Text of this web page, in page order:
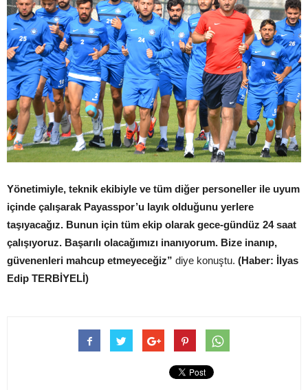
Yönetimiyle, teknik ekibiyle ve tüm diğer personeller ile uyum
içinde çalışarak Payasspor’u layık olduğunu yerlere
taşıyacağız. Bunun için tüm ekip olarak gece-gündüz 24 saat
çalışıyoruz. Başarılı olacağımızı inanıyorum. Bize inanıp,
güvenenleri mahcup etmeyeceğiz” diye konuştu. (Haber: İlyas
Edip TERBİYELİ)